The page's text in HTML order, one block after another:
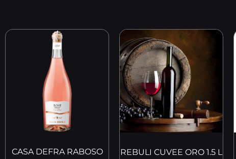
CASA DEFRA RABOSO
REBULI CUVEE ORO 1.5 L